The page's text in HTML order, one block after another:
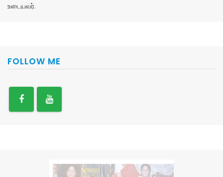
உடையவர்.
FOLLOW ME